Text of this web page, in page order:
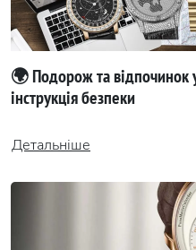
🌍 Подорож та відпочинок
інструкція безпеки
Детальніше